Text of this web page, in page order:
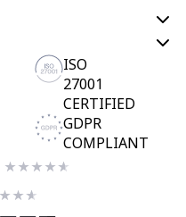
ISO
27001
CERTIFIED
GDPR
COMPLIANT